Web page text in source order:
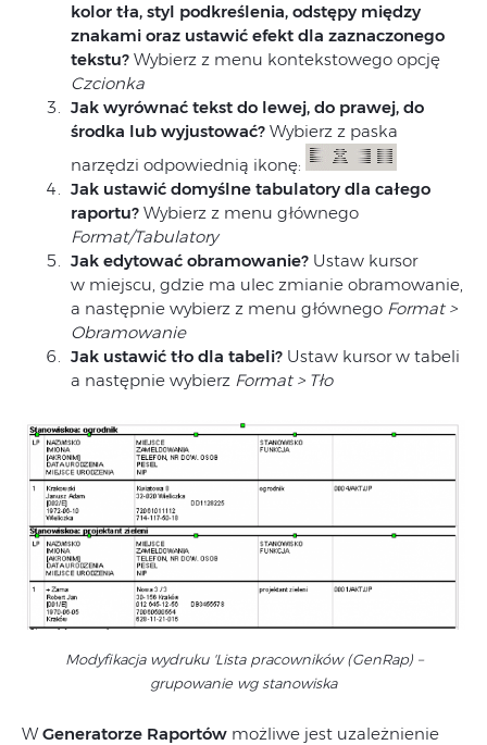
kolor tła, styl podkreślenia, odstępy między
znakami oraz ustawić efekt dla zaznaczonego
tekstu? Wybierz z menu kontekstowego opcję
Czcionka
Jak wyrównać tekst do lewej, do prawej, do
środka lub wyjustować? Wybierz z paska
narzędzi odpowiednią ikonę:
Jak ustawić domyślne tabulatory dla całego
raportu? Wybierz z menu głównego
Format/Tabulatory
Jak edytować obramowanie? Ustaw kursor
w miejscu, gdzie ma ulec zmianie obramowanie,
a następnie wybierz z menu głównego Format >
Obramowanie
Jak ustawić tło dla tabeli? Ustaw kursor w tabeli
a następnie wybierz Format > Tło
Modyfikacja wydruku 'Lista pracowników (GenRap) –
grupowanie wg stanowiska
WGeneratorze Raportów możliwe jest uzależnienie